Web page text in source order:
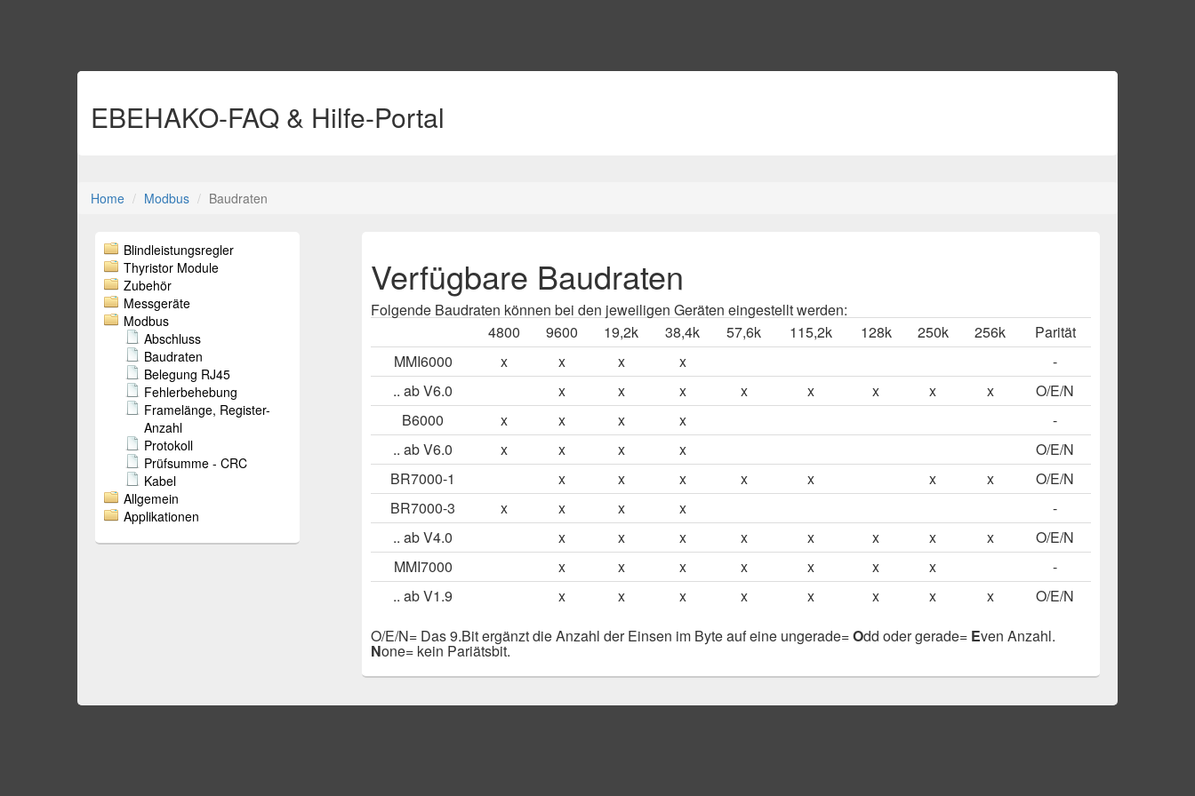
EBEHAKO-FAQ & Hilfe-Portal
Home Modbus Baudraten
Blindleistungsregler
Thyristor Module
Zubehör
Messgeräte
Modbus
Abschluss
Baudraten
Belegung RJ45
Fehlerbehebung
Framelänge, Register-
Anzahl
Protokoll
Prüfsumme - CRC
Kabel
Allgemein
Applikationen
Verfügbare Baudraten
Folgende Baudraten können bei den jeweiligen Geräten eingestellt werden:
4800
9600 19,2k 38,4k 57,6k 115,2k 128k 250k 256k
Parität
MMI6000
x x x x
-
.. ab V6.0
x x x x x x x x
O/E/N
B6000
x x x x
-
.. ab V6.0
x x x x
O/E/N
BR7000-1
x x x x x x x
O/E/N
BR7000-3
x x x x
-
.. ab V4.0
x x x x x x x x
O/E/N
MMI7000
x x x x x x x
-
.. ab V1.9
x x x x x x x x
O/E/N
O/E/N= Das 9.Bit ergänzt die Anzahl der Einsen im Byte auf eine ungerade=Odd oder gerade= Even Anzahl.
None= kein Pariätsbit.